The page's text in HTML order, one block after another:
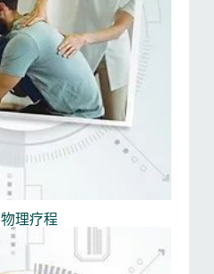
理疗程